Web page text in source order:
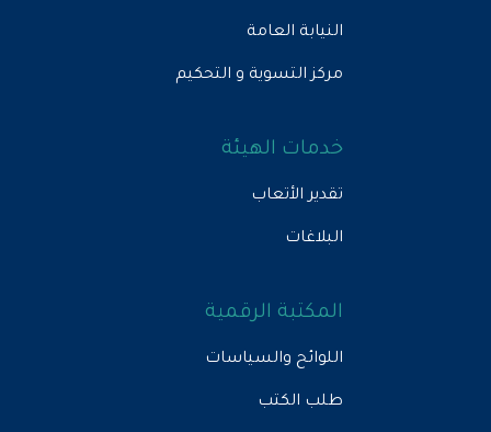
النيابة العامة
مركز التسوية و التحكيم
خدمات الهيئة
تقدير الأتعاب
البلاغات
المكتبة الرقمية
اللوائح والسياسات
طلب الكتب